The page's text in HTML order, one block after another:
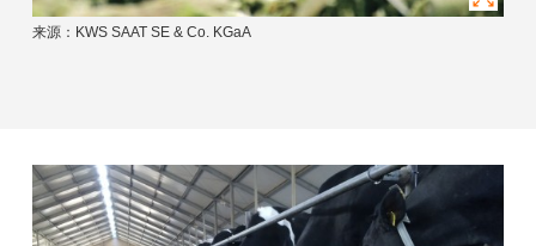
来源：KWS SAAT SE & Co. KGaA